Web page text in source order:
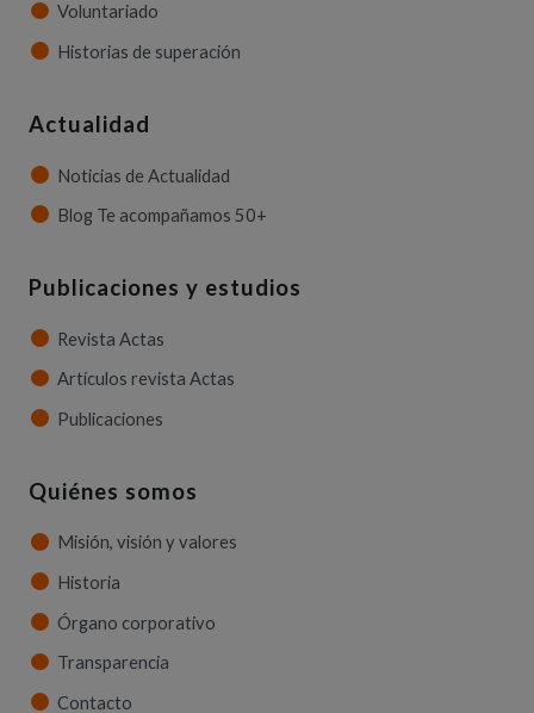
Voluntariado
Historias de superación
Actualidad
Noticias de Actualidad
Blog Te acompañamos 50+
Publicaciones y estudios
Revista Actas
Artículos revista Actas
Publicaciones
Quiénes somos
Misión, visión y valores
Historia
Órgano corporativo
Transparencia
Contacto